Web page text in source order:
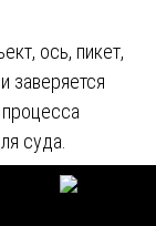
ось, пикет,
заверяется
суда.
в зоне